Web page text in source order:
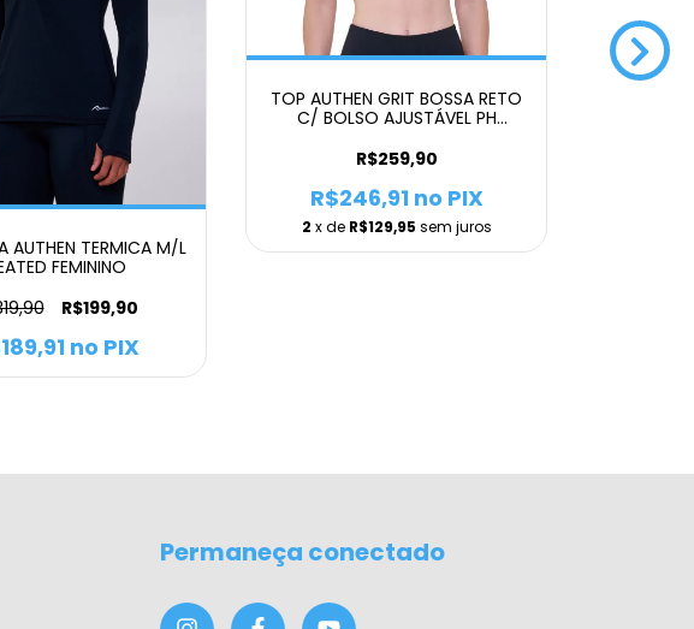
AUTHEN TERMICA M/L
FEMININO
R$199,90
no PIX
TOP AUTHEN GRIT BOSSA RETO
C/ BOLSO AJUSTÁVEL PH
R$259,90
2 x de R$129,95 sem juros
R$246,91no PIX
Permaneça conectado